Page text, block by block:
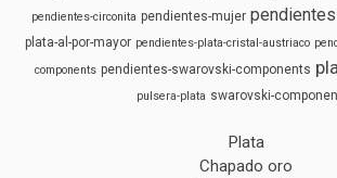
pendientes-circonita pendientes-mujer
plata-al-por-mayor pendientes-plata-cristal-austriaco
components pendientes-swarovski-components
pulsera-plata swarovski-
Plata
Chapado oro